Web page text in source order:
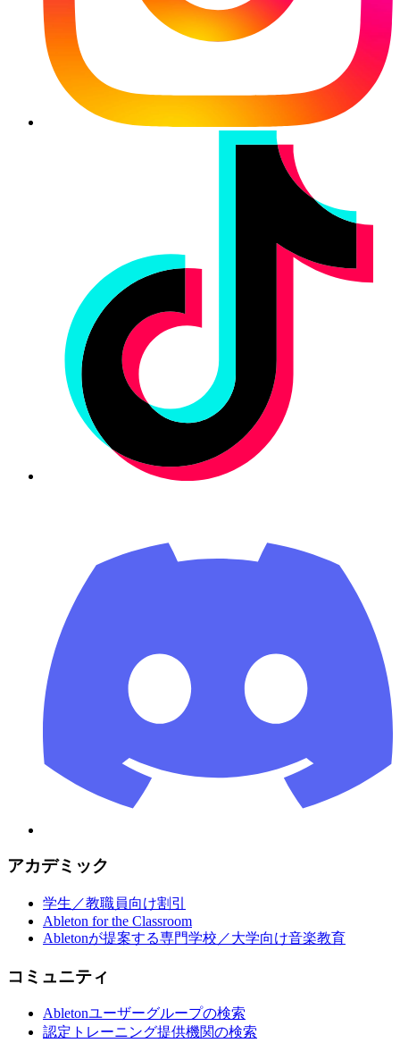
アカデミック
学生／教職員向け割引
Ableton for the Classroom
Abletonが提案する専門学校／大学向け音楽教育
コミュニティ
Abletonユーザーグループの検索
認定トレーニング提供機関の検索